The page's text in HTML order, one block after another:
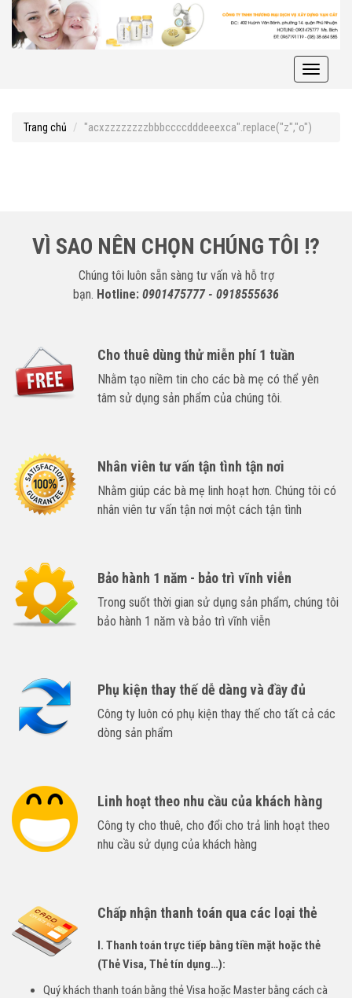
Toggle
Trang chủ "acxzzzzzzzzbbbccccdddeeexca".replace("z","o")
VÌ SAO NÊN CHỌN CHÚNG TÔI !?
Chúng tôi luôn sẵn sàng tư vấn và hỗ trợ
bạn. Hotline: 0901475777 - 0918555636
Cho thuê dùng thử miễn phí 1 tuần
Nhằm tạo niềm tin cho các bà mẹ có thể yên
tâm sử dụng sản phẩm của chúng tôi.
Nhân viên tư vấn tận tình tận nơi
Nhằm giúp các bà mẹ linh hoạt hơn. Chúng tôi có
nhân viên tư vấn tận nơi một cách tận tình
Bảo hành 1 năm - bảo trì vĩnh viễn
Trong suốt thời gian sử dụng sản phẩm, chúng tôi
bảo hành 1 năm và bảo trì vĩnh viễn
Phụ kiện thay thế dễ dàng và đầy đủ
Công ty luôn có phụ kiện thay thế cho tất cả các
dòng sản phẩm
Linh hoạt theo nhu cầu của khách hàng
Công ty cho thuê, cho đổi cho trả linh hoạt theo
nhu cầu sử dụng của khách hàng
Chấp nhận thanh toán qua các loại thẻ
I. Thanh toán trực tiếp bằng tiền mặt hoặc thẻ
(Thẻ Visa, Thẻ tín dụng…):
Quý khách thanh toán bằng thẻ Visa hoặc Master bằng cách cà